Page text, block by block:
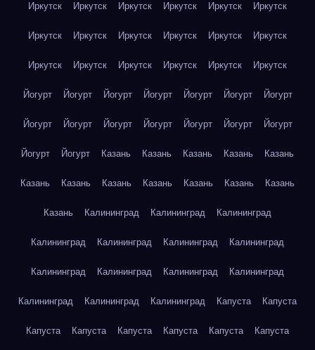
Иркутск Иркутск Иркутск Иркутск Иркутск Иркутск
Иркутск Иркутск Иркутск Иркутск Иркутск Иркутск
Иркутск Иркутск Иркутск Иркутск Иркутск Иркутск
Йогурт Йогурт Йогурт Йогурт Йогурт Йогурт Йогурт
Йогурт Йогурт Йогурт Йогурт Йогурт Йогурт Йогурт
Йогурт Йогурт Казань Казань Казань Казань Казань
Казань Казань Казань Казань Казань Казань Казань
Казань Калининград Калининград Калининград
Калининград Калининград Калининград Калининград
Калининград Калининград Калининград Калининград
Калининград Калининград Калининград Капуста Капуста
Капуста Капуста Капуста Капуста Капуста Капуста